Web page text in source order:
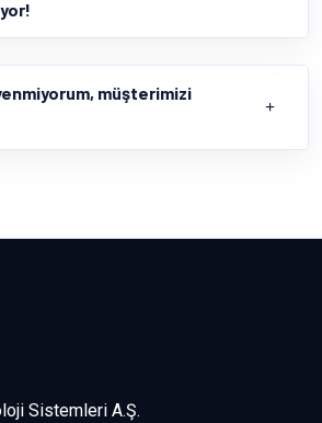
müşterimizi
Sistemleri A.Ş.